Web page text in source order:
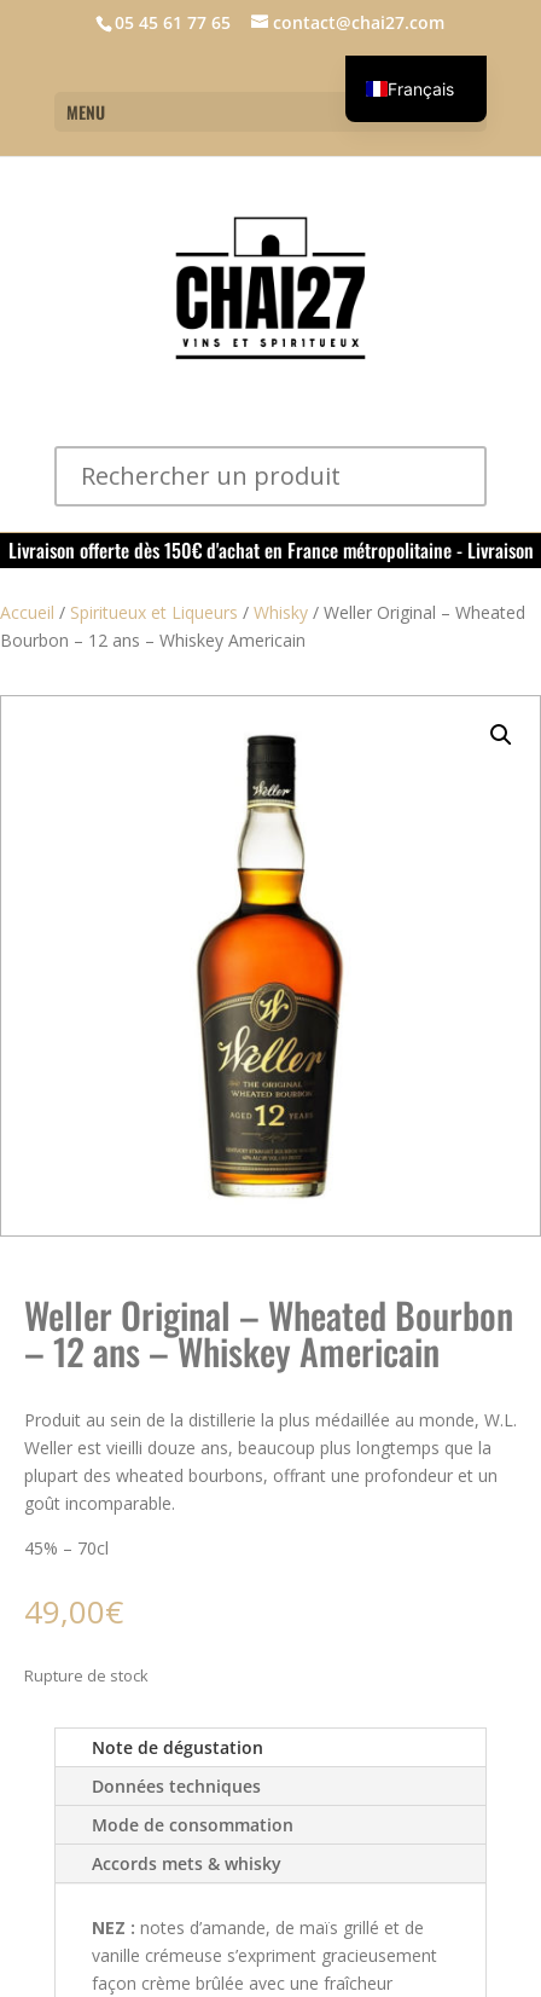
05 45 61 77 65 contact@chai27.com
MENU
Livraison offerte dès 150€ d'achat en France métropolitaine - Livraison
offerte dans le rouillacais (16) dès 50€ d'achat
Accueil / Spiritueux et Liqueurs / Whisky / Weller Original – Wheated
Bourbon – 12 ans – Whiskey Americain
Weller Original – Wheated Bourbon
– 12 ans – Whiskey Americain
Produit au sein de la distillerie la plus médaillée au monde, W.L.
Weller est vieilli douze ans, beaucoup plus longtemps que la
plupart des wheated bourbons, offrant une profondeur et un
goût incomparable.
45% – 70cl
49,00€
Rupture de stock
Note de dégustation
Données techniques
Mode de consommation
Accords mets & whisky
NEZ : notes d’amande, de maïs grillé et de
vanille crémeuse s’expriment gracieusement
façon crème brûlée avec une fraîcheur
Français
English